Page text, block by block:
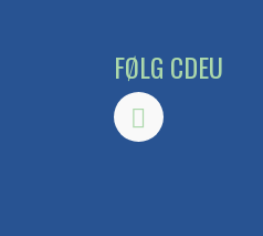
FØLG CDEU